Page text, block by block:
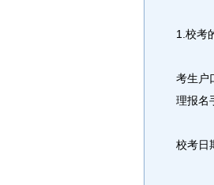
1.校考
考生户
理报名
校考日